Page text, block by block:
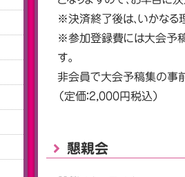
※決済終了後は、いかなる
※参加登録費には大会予
す。
非会員で大会予稿集の事
（定価：2,000円税込）
懇親会